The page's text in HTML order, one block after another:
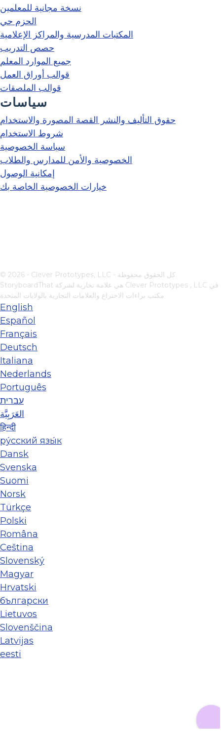
نسخة مجانية للمعلمين
الحزم حي
المكتبات المدرسية والمراكز الإعلامية
حصص التدريب
جميع الموارد المعلم
قوالب أوراق العمل
قوالب الملصقات
سياسات
حقوق التأليف والنشر القصة المصورة والاستخدام
شروط الاستخدام
سياسة الخصوصية
الخصوصية والأمن للمدارس والطلاب
إمكانية الوصول
خيارات الخصوصية الخاصة بك
© 2026 - Clever Prototypes, LLC - كل الحقوق محفوظة.
Clever Prototypes , LLC
مكتب براءات الاختراع والعلامات التجارية بالولايات المتحدة
English
Español
Français
Deutsch
Italiana
Nederlands
Português
עברית
العَرَبِيَّة
हिन्दी
ру́сский язы́к
Dansk
Svenska
Suomi
Norsk
Türkçe
Polski
Româna
Ceština
Slovenský
Magyar
Hrvatski
български
Lietuvos
Slovenščina
Latvijas
eesti